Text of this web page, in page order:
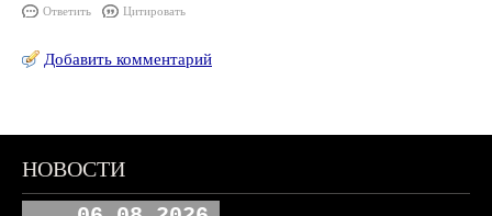
Ответить Цитировать
Добавить комментарий
НОВОСТИ